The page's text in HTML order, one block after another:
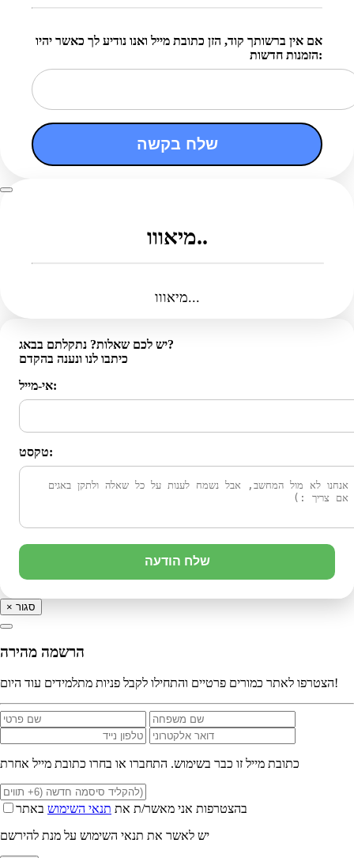
אם אין ברשותך קוד, הזן כתובת מייל ואנו נודיע לך כאשר יהיו
הזמנות חדשות:
שלח בקשה
מיאווו..
מיאווו...
יש לכם שאלות? נתקלתם בבאג?
כיתבו לנו ונענה בהקדם
אי-מייל:
טקסט:
שלח הודעה
× סגור
הרשמה מהירה
הצטרפו לאתר כמורים פרטיים והתחילו לקבל פניות מתלמידים עוד היום!
כתובת מייל זו כבר בשימוש. התחברו או בחרו כתובת מייל אחרת
בהצטרפות אני מאשר/ת את תנאי השימוש באתר
יש לאשר את תנאי השימוש על מנת להירשם